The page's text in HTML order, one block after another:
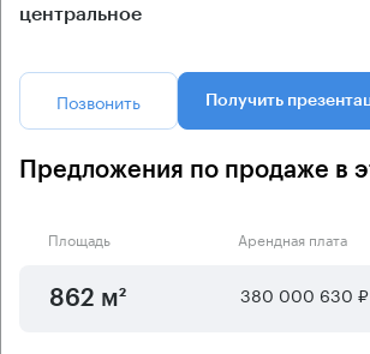
центральное
Позвонить Получить
Предложения по продаже в
Площадь Арендная плата
862 м² 380 000 630 ₽